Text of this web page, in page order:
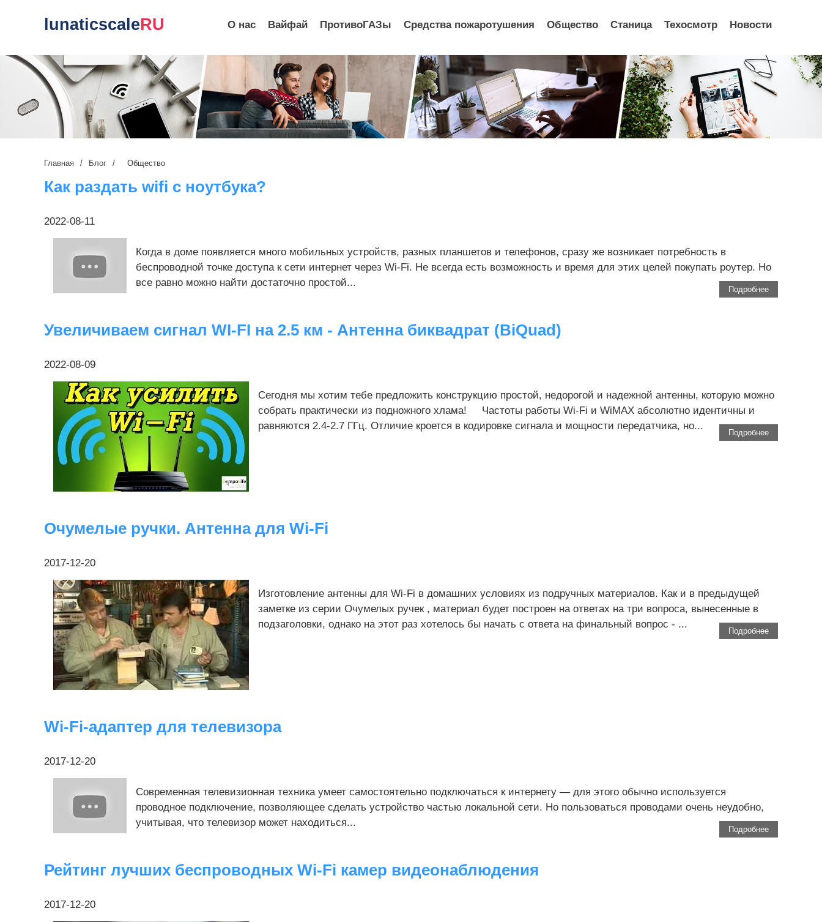
lunaticscaleRU О нас Вайфай ПротивоГАЗы Средства пожаротушения Общество Станица Техосмотр Новости
Главная / Блог / Общество
Как раздать wifi с ноутбука?
2022-08-11
Когда в доме появляется много мобильных устройств, разных планшетов и телефонов, сразу же возникает потребность в
беспроводной точке доступа к сети интернет через Wi-Fi. Не всегда есть возможность и время для этих целей покупать роутер. Но
все равно можно найти достаточно простой...
Подробнее
Увеличиваем сигнал WI-FI на 2.5 км - Антенна биквадрат (BiQuad)
2022-08-09
Сегодня мы хотим тебе предложить конструкцию простой, недорогой и надежной антенны, которую можно
собрать практически из подножного хлама! Частоты работы Wi-Fi и WiMAX абсолютно идентичны и
равняются 2.4-2.7 ГГц. Отличие кроется в кодировке сигнала и мощности передатчика, но...
Подробнее
Очумелые ручки. Антенна для Wi-Fi
2017-12-20
Изготовление антенны для Wi-Fi в домашних условиях из подручных материалов. Как и в предыдущей
заметке из серии Очумелых ручек , материал будет построен на ответах на три вопроса, вынесенные в
подзаголовки, однако на этот раз хотелось бы начать с ответа на финальный вопрос - ...
Подробнее
Wi-Fi-адаптер для телевизора
2017-12-20
Современная телевизионная техника умеет самостоятельно подключаться к интернету — для этого обычно используется
проводное подключение, позволяющее сделать устройство частью локальной сети. Но пользоваться проводами очень неудобно,
учитывая, что телевизор может находиться...
Подробнее
Рейтинг лучших беспроводных Wi-Fi камер видеонаблюдения
2017-12-20